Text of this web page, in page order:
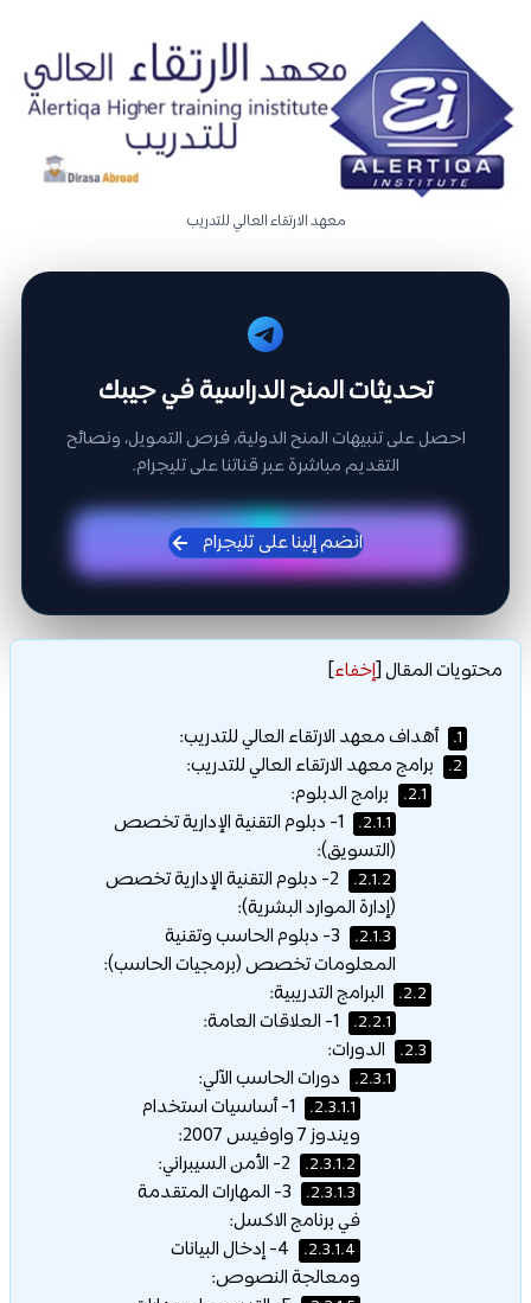
معهد الارتقاء العالي للتدريب
تحديثات المنح الدراسية في جيبك
احصل على تنبيهات المنح الدولية، فرص التمويل، ونصائح
التقديم مباشرة عبر قناتنا على تليجرام.
انضم إلينا على تليجرام
محتويات المقال[إخفاء]
1. أهداف معهد الارتقاء العالي للتدريب:
2. برامج معهد الارتقاء العالي للتدريب:
2.1. برامج الدبلوم:
2.1.1.
1- دبلوم التقنية الإدارية تخصص
(التسويق):
2.1.2.
2- دبلوم التقنية الإدارية تخصص
(إدارة الموارد البشرية):
2.1.3.
3- دبلوم الحاسب وتقنية
المعلومات تخصص (برمجيات الحاسب):
2.2. البرامج التدريبية:
2.2.1.
2.3. الدورات:
2.3.1. دورات الحاسب الآلي:
2.3.1.1.
1- أساسيات استخدام
ويندوز 7 واوفيس 2007:
2.3.1.2.
2.3.1.3.
3- المهارات المتقدمة
في برنامج الاكسل:
2.3.1.4.
4- إدخال البيانات
ومعالجة النصوص: